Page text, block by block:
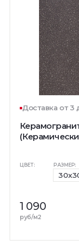
Доставка от 3
ЦВЕТ: РАЗМЕР:
1 090
руб/м2